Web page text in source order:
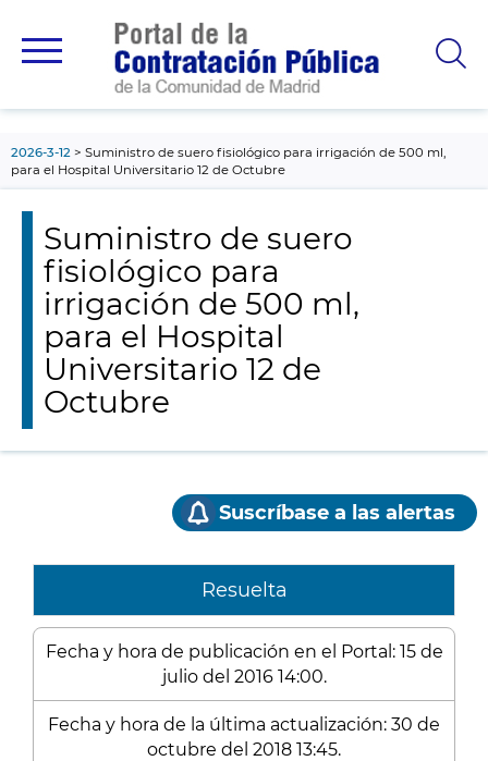
principal
2026-3-12
Suministro de suero fisiológico para irrigación de 500 ml,
para el Hospital Universitario 12 de Octubre
Suministro de suero
fisiológico para
irrigación de 500 ml,
para el Hospital
Universitario 12 de
Octubre
Suscríbase a las alertas
Resuelta
Fecha y hora de publicación en el Portal: 15 de
julio del 2016 14:00.
Fecha y hora de la última actualización: 30 de
octubre del 2018 13:45.